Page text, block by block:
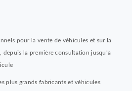
pour la vente de véhicules et sur la
depuis la première consultation jusqu’à
plus grands fabricants et véhicules